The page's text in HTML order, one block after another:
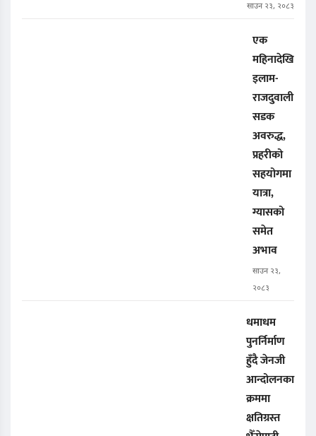
साउन २३, २०८३
एक
महिनादेखि
इलाम-
राजदुवाली
सडक
अवरुद्ध,
प्रहरीको
सहयोगमा
यात्रा,
ग्यासको
समेत
अभाव
साउन २३,
२०८३
धमाधम
पुनर्निर्माण
हुँदै जेनजी
आन्दोलनका
क्रममा
क्षतिग्रस्त